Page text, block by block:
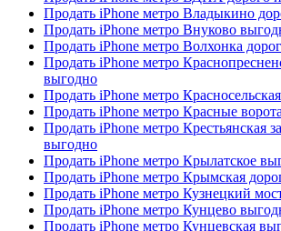
Продать iPhone метро Владыкино
Продать iPhone метро Внуково
Продать iPhone метро Волхонка
Продать iPhone метро
выгодно
Продать iPhone метро
Продать iPhone метро Красные
Продать iPhone метро Крестьянская
выгодно
Продать iPhone метро Крылатское
Продать iPhone метро Крымская
Продать iPhone метро Кузнецкий
Продать iPhone метро Кунцево
Продать iPhone метро Кунцевская